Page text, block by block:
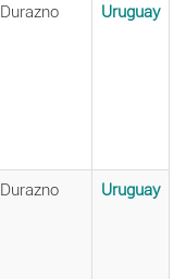
Durazno Uruguay
Durazno Uruguay